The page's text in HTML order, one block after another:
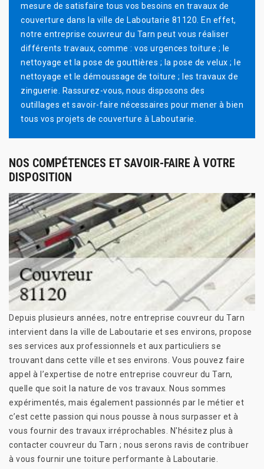
mesure de satisfaire tous vos besoins en travaux de
couverture dans la ville de Laboutarie 81120. En effet,
notre entreprise couvreur du Tarn peut vous réaliser
différents travaux, comme : vos urgences toiture ; le
nettoyage et la pose de gouttières ; la pose de velux ; le
nettoyage et le démoussage de toiture ; les travaux de
zinguerie. Rassurez-vous, nous disposons des
outillages et savoir-faire nécessaires pour mener à bien
tous vos projets de couverture à Laboutarie.
NOS COMPÉTENCES ET SAVOIR-FAIRE À VOTRE
DISPOSITION
Depuis plusieurs années, notre entreprise couvreur du Tarn
intervient dans la ville de Laboutarie et ses environs, propose
ses services aux professionnels et aux particuliers se
trouvant dans cette ville et ses environs. Vous pouvez faire
appel à l’expertise de notre entreprise couvreur du Tarn,
quelle que soit la nature de vos travaux. Nous sommes
expérimentés, mais également passionnés par le métier et
c’est cette passion qui nous pousse à nous surpasser et à
vous fournir des travaux irréprochables. N'hésitez plus à
contacter couvreur du Tarn ; nous serons ravis de contribuer
à vous fournir une toiture performante à Laboutarie.